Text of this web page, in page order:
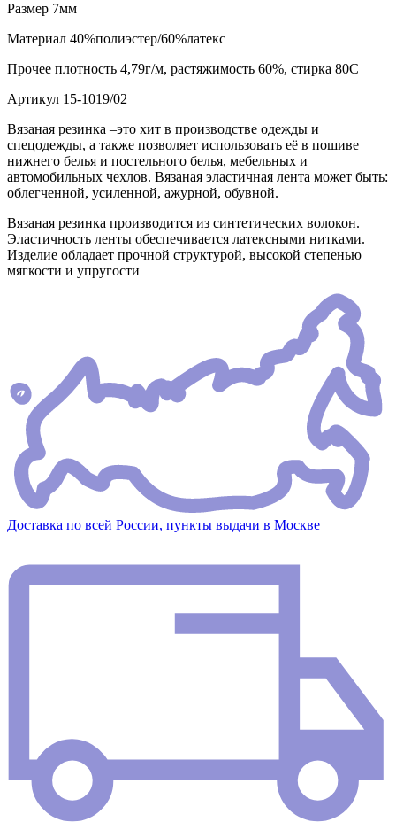
Размер 7мм
Материал 40%полиэстер/60%латекс
Прочее плотность 4,79г/м, растяжимость 60%, стирка 80С
Артикул 15-1019/02
Вязаная резинка –это хит в производстве одежды и
спецодежды, а также позволяет использовать её в пошиве
нижнего белья и постельного белья, мебельных и
автомобильных чехлов. Вязаная эластичная лента может быть:
облегченной, усиленной, ажурной, обувной.
Вязаная резинка производится из синтетических волокон.
Эластичность ленты обеспечивается латексными нитками.
Изделие обладает прочной структурой, высокой степенью
мягкости и упругости
Доставка по всей России, пункты выдачи в Москве